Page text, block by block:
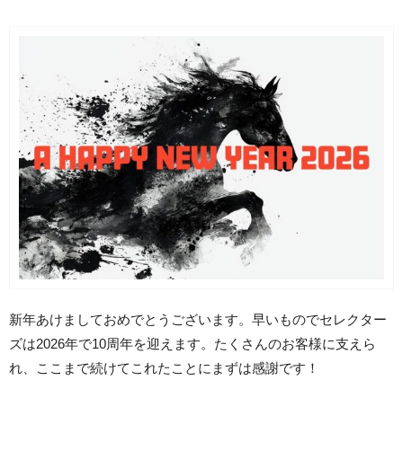
新年あけましておめでとうございます。早いものでセレクター
ズは2026年で10周年を迎えます。たくさんのお客様に支えら
れ、ここまで続けてこれたことにまずは感謝です！